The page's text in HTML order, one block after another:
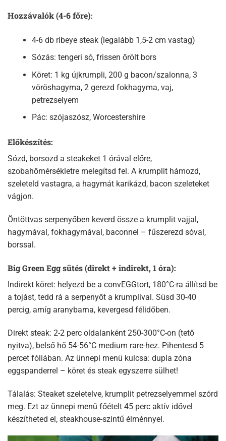
Hozzávalók (4-6 főre):
4-6 db ribeye steak (legalább 1,5-2 cm vastag)
Sózás: tengeri só, frissen őrölt bors
Köret: 1 kg újkrumpli, 200 g bacon/szalonna, 3
vöröshagyma, 2 gerezd fokhagyma, vaj,
petrezselyem
Pác: szójaszósz, Worcestershire
Előkészítés:
Sózd, borsozd a steakeket 1 órával előre,
szobahőmérsékletre melegítsd fel. A krumplit hámozd,
szeleteld vastagra, a hagymát karikázd, bacon szeleteket
vágjon.​
Öntöttvas serpenyőben keverd össze a krumplit vajjal,
hagymával, fokhagymával, baconnel – fűszerezd sóval,
borssal.
Big Green Egg sütés (direkt + indirekt, 1 óra):
Indirekt köret: helyezd be a convEGGtort, 180°C-ra állítsd be
a tojást, tedd rá a serpenyőt a krumplival. Süsd 30-40
percig, amíg aranybarna, kevergesd félidőben.​
Direkt steak: 2-2 perc oldalanként 250-300°C-on (tető
nyitva), belső hő 54-56°C medium rare-hez. Pihentesd 5
percet fóliában. Az ünnepi menü kulcsa: dupla zóna
eggspanderrel – köret és steak egyszerre sülhet!
Tálalás: Steaket szeletelve, krumplit petrezselyemmel szórd
meg. Ezt az ünnepi menü főételt 45 perc aktív idővel
készítheted el, steakhouse-szintű élménnyel.​